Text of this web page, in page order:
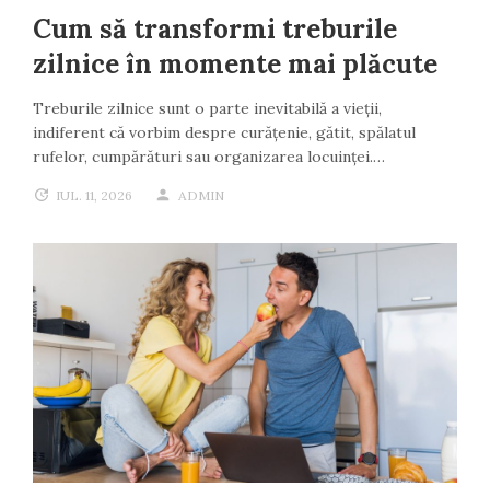
Cum să transformi treburile
zilnice în momente mai plăcute
Treburile zilnice sunt o parte inevitabilă a vieții,
indiferent că vorbim despre curățenie, gătit, spălatul
rufelor, cumpărături sau organizarea locuinței.…
IUL. 11, 2026 ADMIN